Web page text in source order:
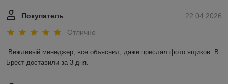
22.04.2026
Покупатель
Отлично
Вежливый менеджер, все объяснил, даже прислал фото ящиков. В
Брест доставили за 3 дня.